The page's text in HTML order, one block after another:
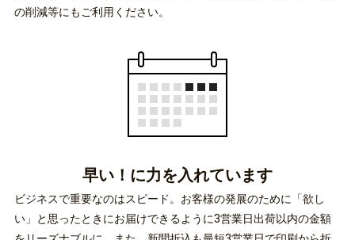
の削減等にもご利用ください。
早い！に力を入れています
ビジネスで重要なのはスピード。お客様の発展のために「欲し
い」と思ったときにお届けできるように3営業日出荷以内の金額